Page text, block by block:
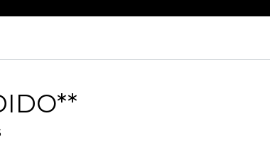
Username